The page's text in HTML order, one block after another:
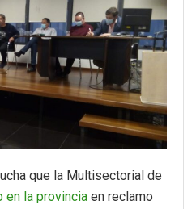
que la Multisectorial de
en la provincia en reclamo